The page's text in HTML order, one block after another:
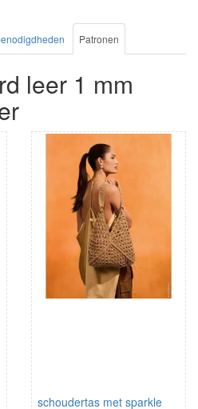
Patronen
leer 1 mm
schoudertas met sparkle